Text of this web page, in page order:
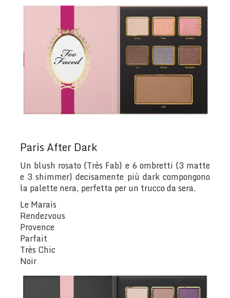
Paris After Dark
Un blush rosato (Très Fab) e 6 ombretti (3 matte
e 3 shimmer) decisamente più dark compongono
la palette nera, perfetta per un trucco da sera.
Le Marais
Rendezvous
Provence
Parfait
Très Chic
Noir